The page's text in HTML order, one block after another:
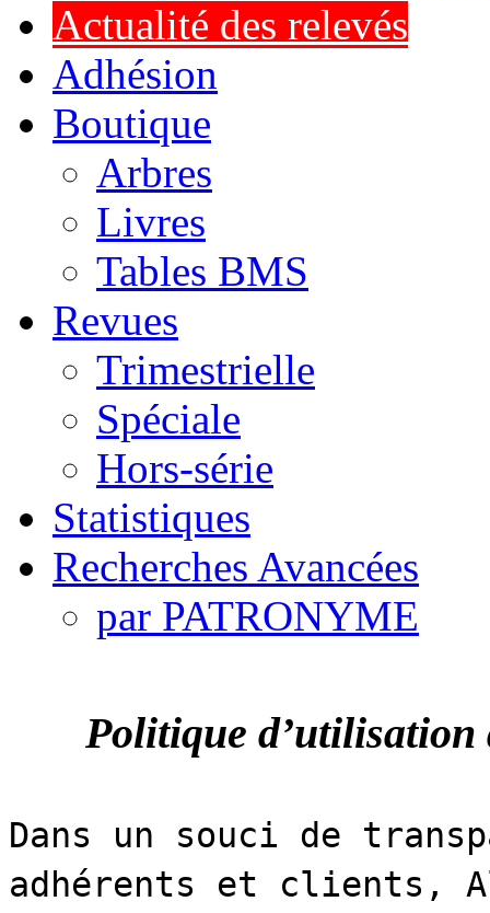
Actualité des relevés
Adhésion
Boutique
Arbres
Livres
Tables BMS
Revues
Trimestrielle
Spéciale
Hors-série
Statistiques
Recherches Avancées
par PATRONYME
Politique d’utilisation
Dans un souci de
adhérents et clients,